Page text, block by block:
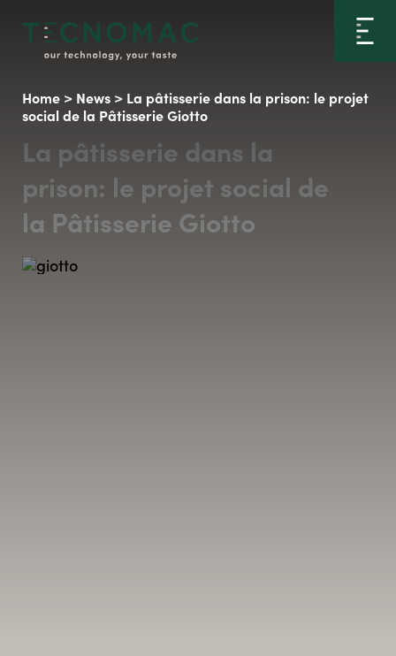
Home > News > La pâtisserie dans la prison: le projet
social de la Pâtisserie Giotto
La pâtisserie dans la
prison: le projet social de
la Pâtisserie Giotto